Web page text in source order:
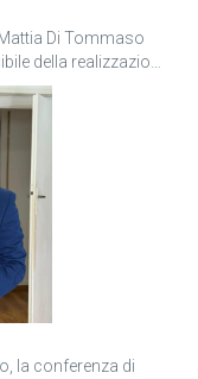
Di Tommaso
della realizzazione
la conferenza di